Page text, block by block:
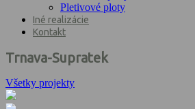
Pletivové ploty
Iné realizácie
Kontakt
Trnava-Supratek
Všetky projekty